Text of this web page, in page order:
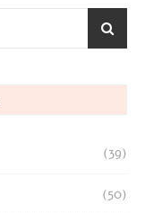
(39)
(50)